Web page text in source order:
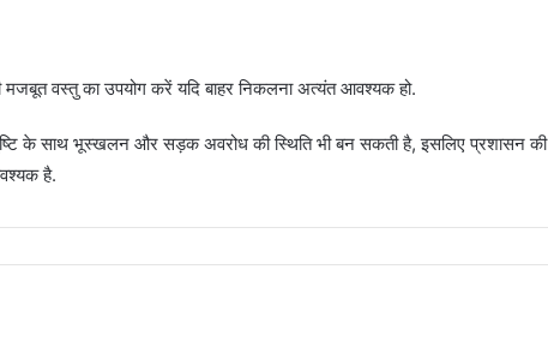
मजबूत वस्तु का उपयोग करें यदि बाहर निकलना अत्यंत आवश्यक हो.
के साथ भूस्खलन और सड़क अवरोध की स्थिति भी बन सकती है, इसलिए प्रशासन की
है.